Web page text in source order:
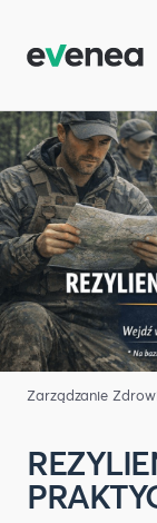
Zarządzanie